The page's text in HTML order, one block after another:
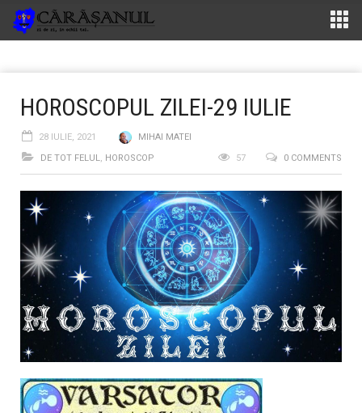
HOROSCOPUL ZILEI-29 IULIE
28 IULIE, 2021
MIHAI MATEI
DE TOT FELUL, HOROSCOP 0 COMMENTS
57